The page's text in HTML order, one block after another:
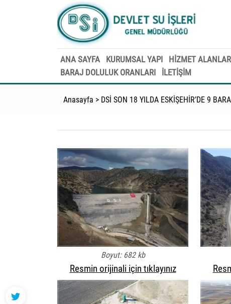
ANA SAYFA KURUMSAL YAPI HİZMET
BARAJ DOLULUK ORANLARI
İLETİŞİM
Anasayfa > DSİ SON 18 YILDA ESKİŞEHİR’DE 9
Boyut: 682 kb
Resmin orijinali için tıklayınız